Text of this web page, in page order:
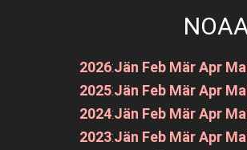
2026:Jän Feb MärApr
2025:Jän Feb MärApr
2024:Jän Feb MärApr
2023:Jän Feb MärApr